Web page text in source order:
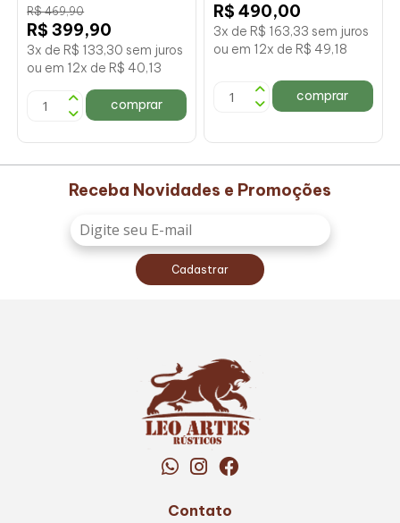
R$ 469,90
R$ 399,90
3x de R$ 133,30 sem juros
ou em 12x de R$ 40,13
comprar
R$ 490,00
3x de R$ 163,33 sem juros
ou em 12x de R$ 49,18
comprar
Receba Novidades e Promoções
Cadastrar
Contato